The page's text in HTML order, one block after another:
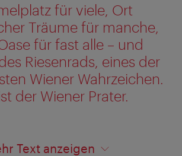
für viele, Ort
Träume für manche,
für fast alle – und
Riesenrads, eines der
Wiener Wahrzeichen.
der Wiener Prater.
Text anzeigen